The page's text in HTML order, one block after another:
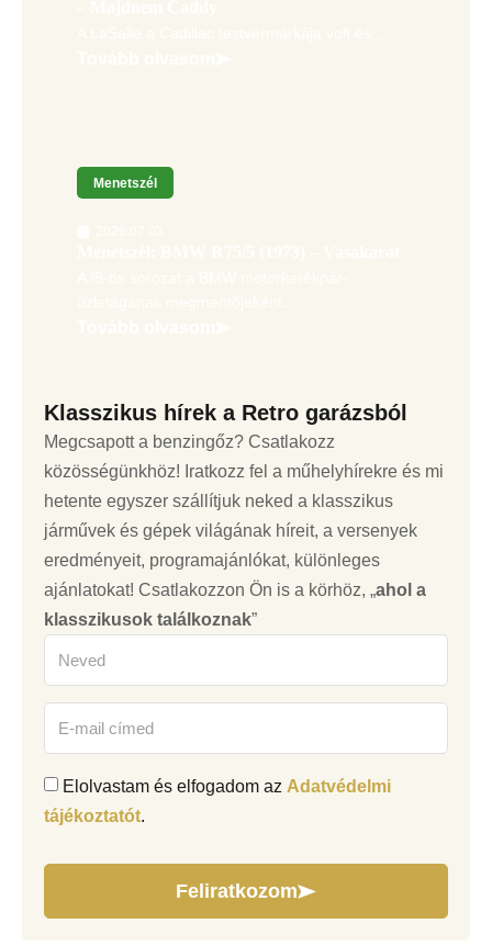
Menetszél
Klasszikus hírek a Retro garázsból
Megcsapott a benzingőz? Csatlakozz
közösségünkhöz! Iratkozz fel a műhelyhírekre és mi
hetente egyszer szállítjuk neked a klasszikus
járművek és gépek világának híreit, a versenyek
eredményeit, programajánlókat, különleges
ajánlatokat! Csatlakozzon Ön is a körhöz, „ahol a
klasszikusok találkoznak”
Elolvastam és elfogadom az Adatvédelmi
tájékoztatót.
Feliratkozom